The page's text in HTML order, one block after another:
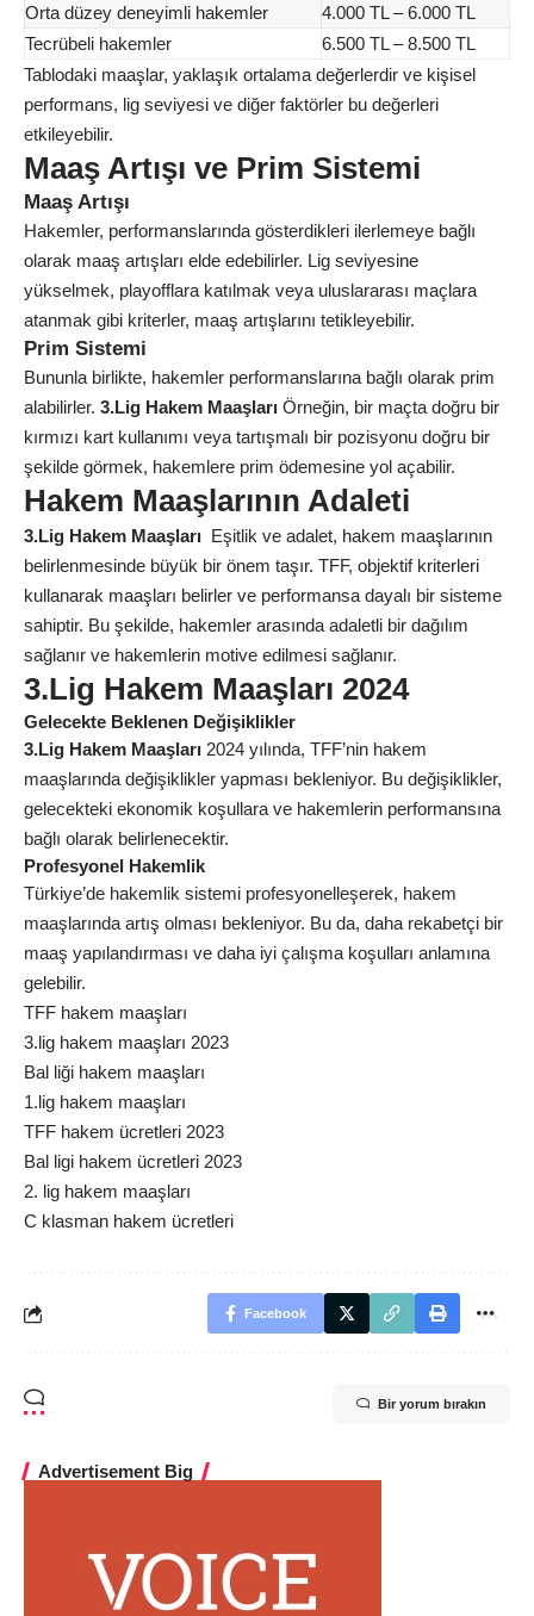
Orta düzey deneyimli hakemler
4.000 TL – 6.000 TL
Tecrübeli hakemler
6.500 TL – 8.500 TL
Tablodaki maaşlar, yaklaşık ortalama değerlerdir ve kişisel
performans, lig seviyesi ve diğer faktörler bu değerleri
etkileyebilir.
Maaş Artışı ve Prim Sistemi
Maaş Artışı
Hakemler, performanslarında gösterdikleri ilerlemeye bağlı
olarak maaş artışları elde edebilirler. Lig seviyesine
yükselmek, playofflara katılmak veya uluslararası maçlara
atanmak gibi kriterler, maaş artışlarını tetikleyebilir.
Prim Sistemi
Bununla birlikte, hakemler performanslarına bağlı olarak prim
alabilirler. 3.Lig Hakem Maaşları Örneğin, bir maçta doğru bir
kırmızı kart kullanımı veya tartışmalı bir pozisyonu doğru bir
şekilde görmek, hakemlere prim ödemesine yol açabilir.
Hakem Maaşlarının Adaleti
3.Lig Hakem Maaşları Eşitlik ve adalet, hakem maaşlarının
belirlenmesinde büyük bir önem taşır. TFF, objektif kriterleri
kullanarak maaşları belirler ve performansa dayalı bir sisteme
sahiptir. Bu şekilde, hakemler arasında adaletli bir dağılım
sağlanır ve hakemlerin motive edilmesi sağlanır.
3.Lig Hakem Maaşları 2024
Gelecekte Beklenen Değişiklikler
3.Lig Hakem Maaşları 2024 yılında, TFF’nin hakem
maaşlarında değişiklikler yapması bekleniyor. Bu değişiklikler,
gelecekteki ekonomik koşullara ve hakemlerin performansına
bağlı olarak belirlenecektir.
Profesyonel Hakemlik
Türkiye’de hakemlik sistemi profesyonelleşerek, hakem
maaşlarında artış olması bekleniyor. Bu da, daha rekabetçi bir
maaş yapılandırması ve daha iyi çalışma koşulları anlamına
gelebilir.
TFF hakem maaşları
3.lig hakem maaşları 2023
Bal liği hakem maaşları
1.lig hakem maaşları
TFF hakem ücretleri 2023
Bal ligi hakem ücretleri 2023
2. lig hakem maaşları
C klasman hakem ücretleri
Facebook
Bir yorum bırakın
Advertisement Big